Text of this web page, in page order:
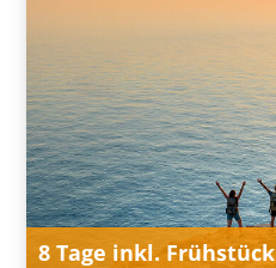
8 Tage inkl. Frühstück